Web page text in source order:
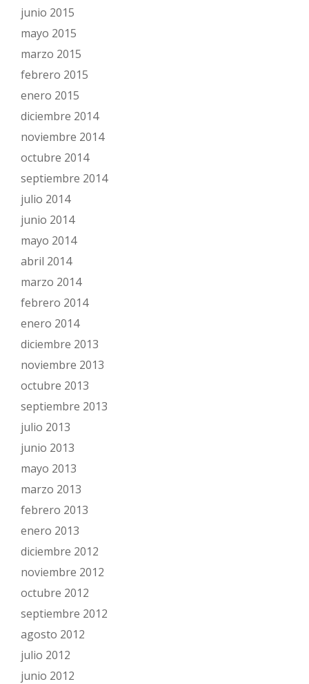
junio 2015
mayo 2015
marzo 2015
febrero 2015
enero 2015
diciembre 2014
noviembre 2014
octubre 2014
septiembre 2014
julio 2014
junio 2014
mayo 2014
abril 2014
marzo 2014
febrero 2014
enero 2014
diciembre 2013
noviembre 2013
octubre 2013
septiembre 2013
julio 2013
junio 2013
mayo 2013
marzo 2013
febrero 2013
enero 2013
diciembre 2012
noviembre 2012
octubre 2012
septiembre 2012
agosto 2012
julio 2012
junio 2012